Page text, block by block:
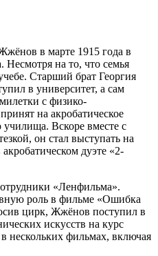
в марте 1915 года в
Несмотря на то, что семья
Старший брат Георгия
в университет, а сам
с физико-
на акробатическое
училища. Вскоре вместе с
он стал выступать на
дуэте «2-
«Ленфильма».
роль в фильме «Ошибка
цирк, Жжёнов поступил в
искусств на курс
нескольких фильмах, включая